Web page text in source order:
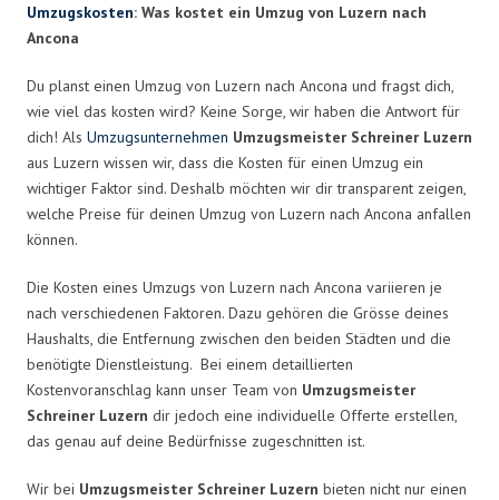
Umzugskosten: Was kostet ein Umzug von Luzern nach
Ancona
Du planst einen Umzug von Luzern nach Ancona und fragst dich,
wie viel das kosten wird? Keine Sorge, wir haben die Antwort für
dich! Als Umzugsunternehmen Umzugsmeister Schreiner Luzern
aus Luzern wissen wir, dass die Kosten für einen Umzug ein
wichtiger Faktor sind. Deshalb möchten wir dir transparent zeigen,
welche Preise für deinen Umzug von Luzern nach Ancona anfallen
können.
Die Kosten eines Umzugs von Luzern nach Ancona variieren je
nach verschiedenen Faktoren. Dazu gehören die Grösse deines
Haushalts, die Entfernung zwischen den beiden Städten und die
benötigte Dienstleistung. Bei einem detaillierten
Kostenvoranschlag kann unser Team von Umzugsmeister
Schreiner Luzern dir jedoch eine individuelle Offerte erstellen,
das genau auf deine Bedürfnisse zugeschnitten ist.
Wir bei Umzugsmeister Schreiner Luzern bieten nicht nur einen